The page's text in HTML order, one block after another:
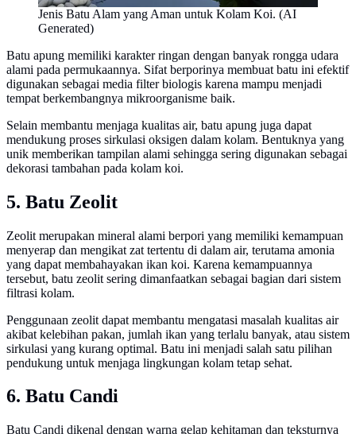
Jenis Batu Alam yang Aman untuk Kolam Koi. (AI
Generated)
Batu apung memiliki karakter ringan dengan banyak rongga udara
alami pada permukaannya. Sifat berporinya membuat batu ini efektif
digunakan sebagai media filter biologis karena mampu menjadi
tempat berkembangnya mikroorganisme baik.
Selain membantu menjaga kualitas air, batu apung juga dapat
mendukung proses sirkulasi oksigen dalam kolam. Bentuknya yang
unik memberikan tampilan alami sehingga sering digunakan sebagai
dekorasi tambahan pada kolam koi.
5. Batu Zeolit
Zeolit merupakan mineral alami berpori yang memiliki kemampuan
menyerap dan mengikat zat tertentu di dalam air, terutama amonia
yang dapat membahayakan ikan koi. Karena kemampuannya
tersebut, batu zeolit sering dimanfaatkan sebagai bagian dari sistem
filtrasi kolam.
Penggunaan zeolit dapat membantu mengatasi masalah kualitas air
akibat kelebihan pakan, jumlah ikan yang terlalu banyak, atau sistem
sirkulasi yang kurang optimal. Batu ini menjadi salah satu pilihan
pendukung untuk menjaga lingkungan kolam tetap sehat.
6. Batu Candi
Batu Candi dikenal dengan warna gelap kehitaman dan teksturnya